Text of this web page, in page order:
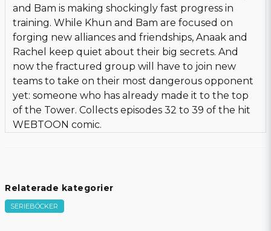
and Bam is making shockingly fast progress in
training. While Khun and Bam are focused on
forging new alliances and friendships, Anaak and
Rachel keep quiet about their big secrets. And
now the fractured group will have to join new
teams to take on their most dangerous opponent
yet: someone who has already made it to the top
of the Tower. Collects episodes 32 to 39 of the hit
WEBTOON comic.
Relaterade kategorier
SERIEBÖCKER